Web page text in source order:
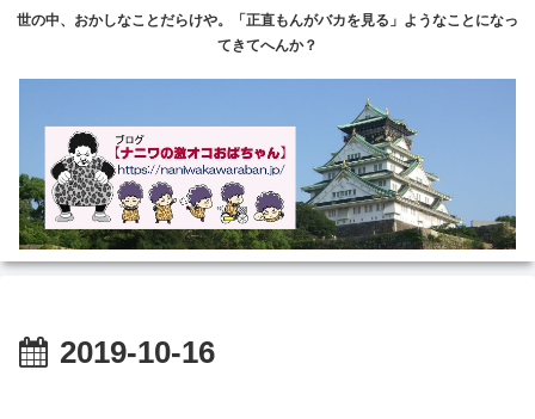
世の中、おかしなことだらけや。「正直もんがバカを見る」ようなことになっ
てきてへんか？
2019-10-16